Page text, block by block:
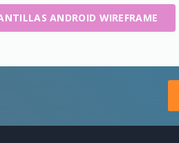
ANDROID WIREFRAME